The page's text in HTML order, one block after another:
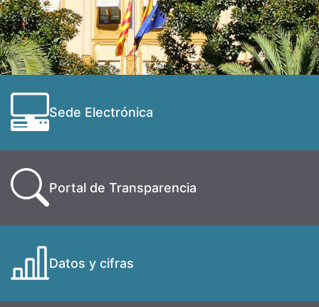
Sede Electrónica
Portal de Transparencia
Datos y cifras